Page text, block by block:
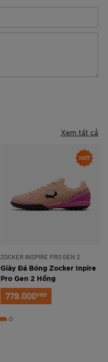
Xem tất cả
ZOCKER INSPIRE PRO GEN 2
Giày Đá Bóng Zocker Inpire
Pro Gen 2 Hồng
779.000VNĐ